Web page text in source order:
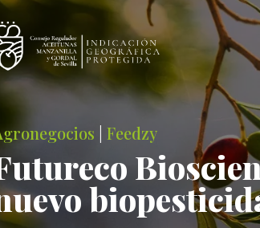
|Feedzy